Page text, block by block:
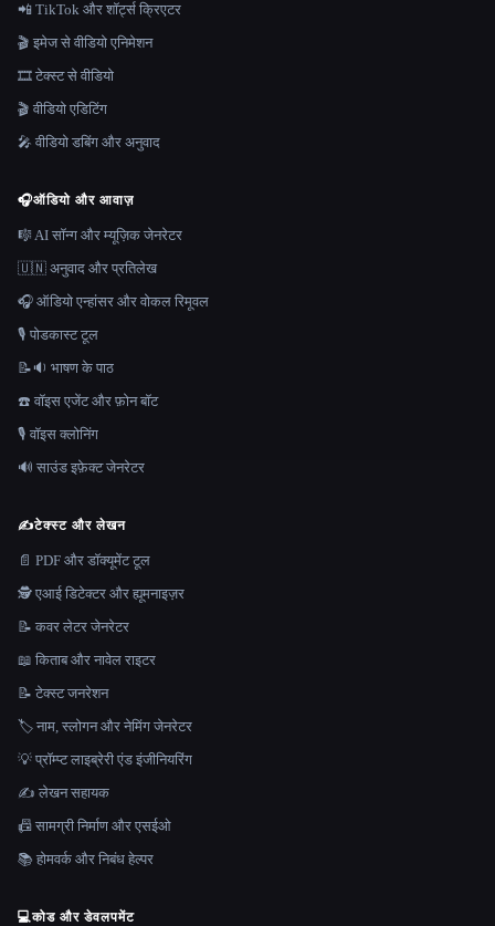
📲 TikTok और शॉर्ट्स क्रिएटर
🎬 इमेज से वीडियो एनिमेशन
🎞️ टेक्स्ट से वीडियो
🎬 वीडियो एडिटिंग
🎤 वीडियो डबिंग और अनुवाद
🎧ऑडियो और आवाज़
🎼 AI सॉन्ग और म्यूज़िक जेनरेटर
🇺🇳 अनुवाद और प्रतिलेख
🎧 ऑडियो एन्हांसर और वोकल रिमूवल
🎙️ पोडकास्ट टूल
📝🔉 भाषण के पाठ
☎️ वॉइस एजेंट और फ़ोन बॉट
🎙️ वॉइस क्लोनिंग
🔊 साउंड इफ़ेक्ट जेनरेटर
✍️टेक्स्ट और लेखन
📄 PDF और डॉक्यूमेंट टूल
🕵️ एआई डिटेक्टर और ह्यूमनाइज़र
📝 कवर लेटर जेनरेटर
📖 किताब और नावेल राइटर
📝 टेक्स्ट जनरेशन
🏷️ नाम, स्लोगन और नेमिंग जेनरेटर
💡 प्रॉम्प्ट लाइब्रेरी एंड इंजीनियरिंग
✍️ लेखन सहायक
📠 सामग्री निर्माण और एसईओ
📚 होमवर्क और निबंध हेल्पर
💻कोड और डेवलपमेंट